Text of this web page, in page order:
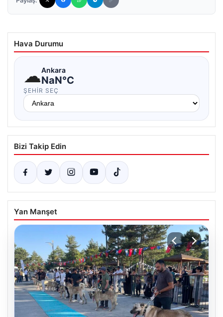
Hava Durumu
☁Ankara
NaN°C
ŞEHIR SEÇ
Bizi Takip Edin
Yan Manşet